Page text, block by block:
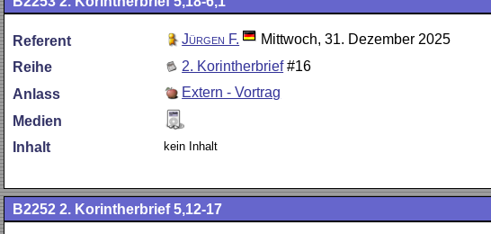
Referent Jürgen F.
Mittwoch, 31. Dezember 2025
Reihe
2. Korintherbrief#16
Anlass
Extern - Vortrag
Medien
Inhalt
kein Inhalt
B2252 2. Korintherbrief 5,12-17